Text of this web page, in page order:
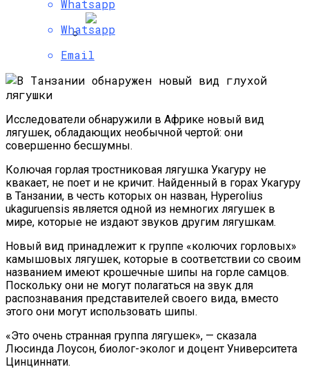
Громкое Открытие NASA: На Спутнике
Существование Жизни
Whatsapp
Whatsapp
Email
Исследователи обнаружили в Африке новый вид
лягушек, обладающих необычной чертой: они
совершенно бесшумны.
Колючая горлая тростниковая лягушка Укагуру не
квакает, не поет и не кричит. Найденный в горах Укагуру
в Танзании, в честь которых он назван, Hyperolius
ukaguruensis является одной из немногих лягушек в
мире, которые не издают звуков другим лягушкам.
Новый вид принадлежит к группе «колючих горловых»
камышовых лягушек, которые в соответствии со своим
названием имеют крошечные шипы на горле самцов.
Поскольку они не могут полагаться на звук для
распознавания представителей своего вида, вместо
этого они могут использовать шипы.
«Это очень странная группа лягушек», — сказала
Люсинда Лоусон, биолог-эколог и доцент Университета
Цинциннати.